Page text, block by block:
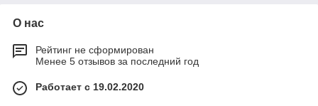
О нас
Рейтинг не сформирован
Менее 5 отзывов за последний год
Работает с 19.02.2020